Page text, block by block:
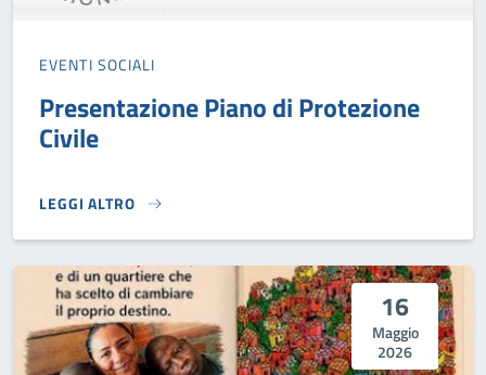
EVENTI SOCIALI
Presentazione Piano di Protezione
Civile
LEGGI ALTRO
PRESENTAZIONE PIANO DI PROTEZIONE CIVILE}
16
Maggio
2026